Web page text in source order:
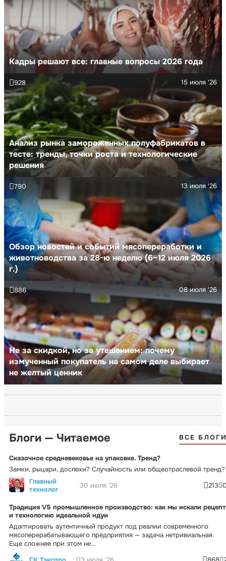
Кадры решают все: главные вопросы 2026 года
Анализ рынка замороженных полуфабрикатов в
тесте: тренды, точки роста и технологические
решения
15 июля '26
928
Обзор новостей и событий мясопереработки и
животноводства за 28-ю неделю (6–12 июля 2026
г.)
13 июля '26
790
Не за скидкой, но за утешением: почему
измученный покупатель на самом деле выбирает
не желтый ценник
08 июля '26
886
Блоги — Читаемое ВСЕ
Сказочное средневековье на упаковке. Тренд?
Замки, рыцари, доспехи? Случайность или общеотраслевой тренд?
Главный
технолог
30 июля '26 213
Традиция VS промышленное производство: как мы искали рецепт
и технологию идеальной ндуи
Адаптировать аутентичный продукт под реалии современного
мясоперерабатывающего предприятия — задача нетривиальная.
Еще сложнее при этом не...